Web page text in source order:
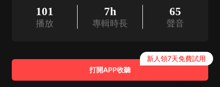
101
播放
7h
專輯時長
65
聲音
打開APP收聽
新人領7天免費試用